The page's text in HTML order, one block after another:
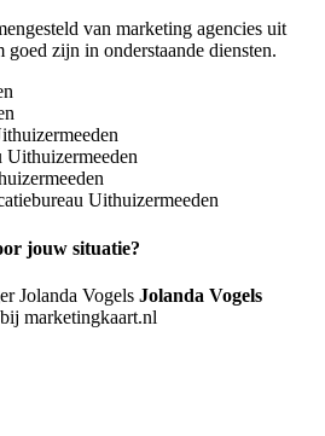
van marketing agencies uit
zijn in onderstaande diensten.
Uithuizermeeden
Uithuizermeeden
jouw situatie?
Jolanda Vogels
marketingkaart.nl